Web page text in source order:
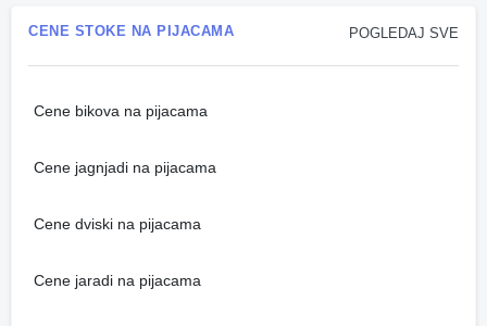
POGLEDAJ SVE
CENE STOKE NA PIJACAMA
Cene bikova na pijacama
Cene jagnjadi na pijacama
Cene dviski na pijacama
Cene jaradi na pijacama